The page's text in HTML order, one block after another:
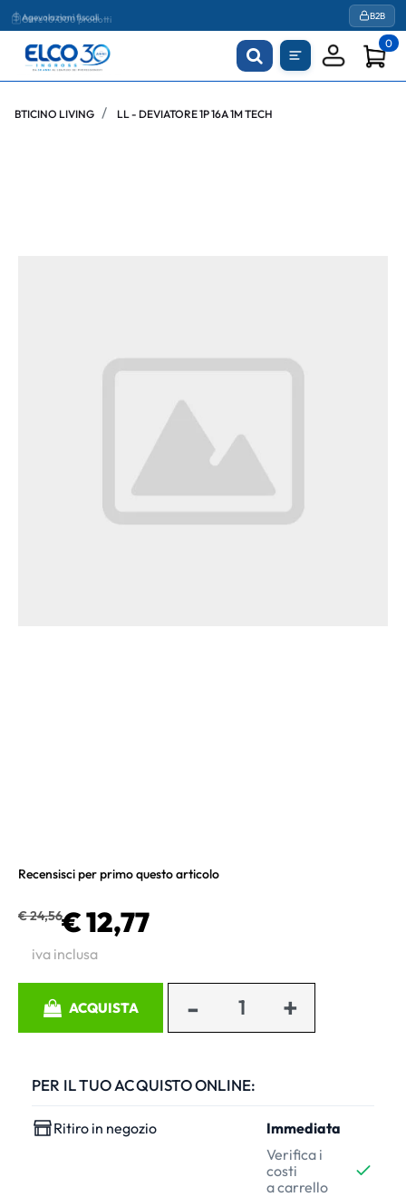
Agevolazioni fiscali B2B
0
BTICINO LIVING LL - DEVIATORE 1P 16A 1M TECH
Recensisci per primo questo articolo
€ 24,56€ 12,77
iva inclusa
ACQUISTA
PER IL TUO ACQUISTO ONLINE:
Ritiro in negozio
Immediata
Verifica i
costi
a carrello